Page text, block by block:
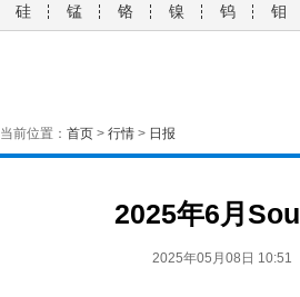
硅 锰 铬 镍 钨 钼
当前位置： 首页 > 行情 > 日报
2025年6月
2025年05月08日 10:51